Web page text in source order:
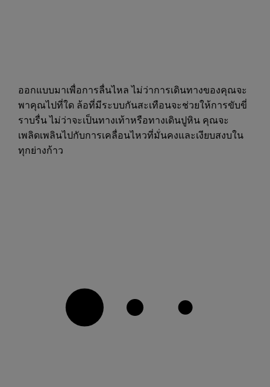
ออกแบบมาเพื่อการลื่นไหล ไม่ว่าการเดินทางของคุณจะ
พาคุณไปที่ใด ล้อที่มีระบบกันสะเทือนจะช่วยให้การขับขี่
ราบรื่น ไม่ว่าจะเป็นทางเท้าหรือทางเดินปูหิน คุณจะ
เพลิดเพลินไปกับการเคลื่อนไหวที่มั่นคงและเงียบสงบใน
ทุกย่างก้าว